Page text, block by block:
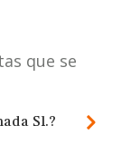
que se
Sl.?